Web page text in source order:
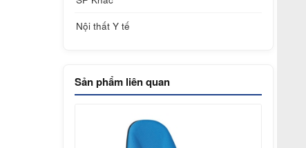
Nội thất Y tế
Sản phẩm liên quan